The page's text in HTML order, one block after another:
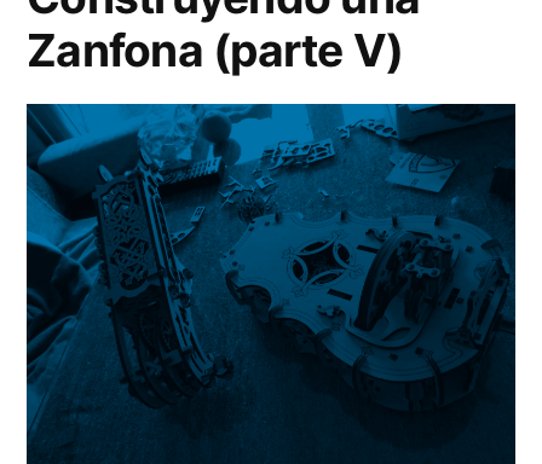
Zanfona (parte V)